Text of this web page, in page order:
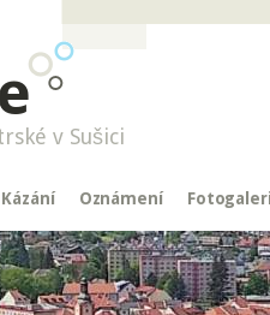
v Sušici
Kázání Oznámení